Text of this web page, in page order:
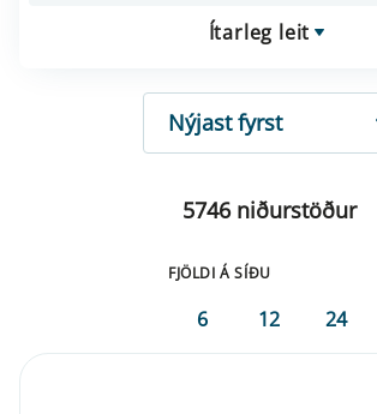
Ítarleg leit
RÖÐUN
5746 niðurstöður
FJÖLDI Á SÍÐU
6 12 24